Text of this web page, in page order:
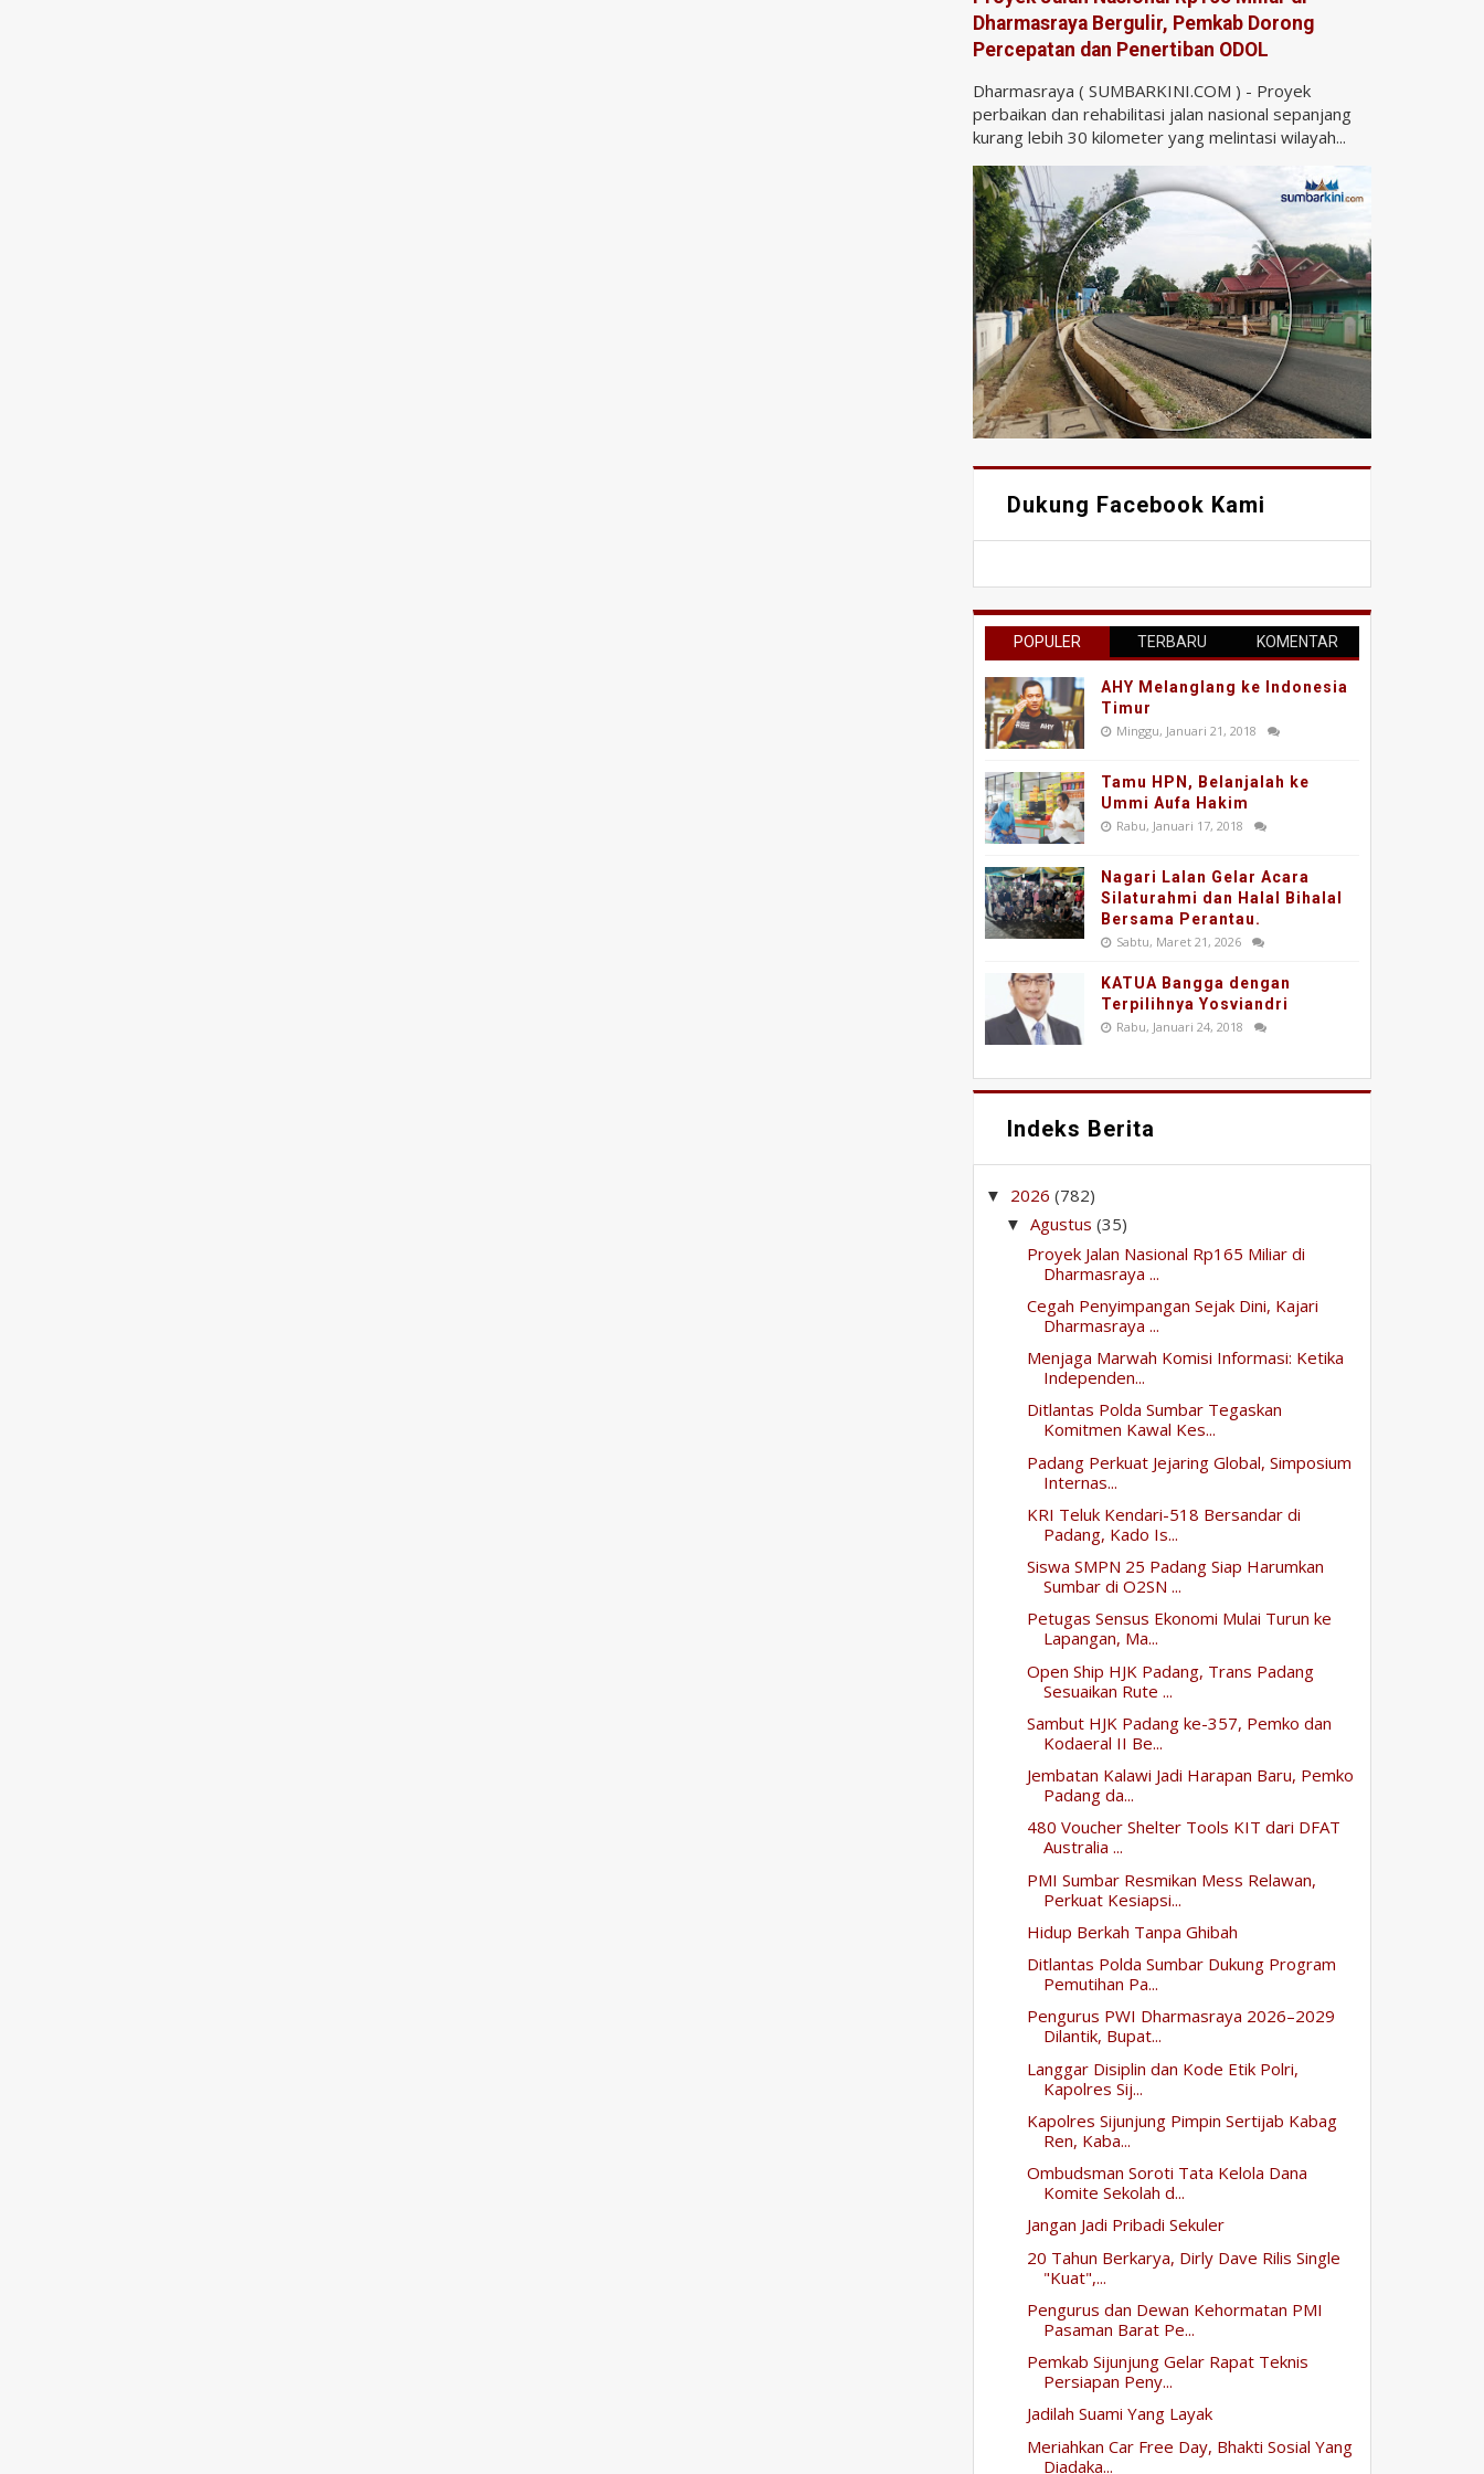
Dharmasraya Bergulir, Pemkab Dorong
Percepatan dan Penertiban ODOL
Dharmasraya ( SUMBARKINI.COM ) - Proyek
perbaikan dan rehabilitasi jalan nasional sepanjang
kurang lebih 30 kilometer yang melintasi wilayah...
Dukung Facebook Kami
POPULER TERBARU KOMENTAR
AHY Melanglang ke Indonesia
Timur
Minggu, Januari 21, 2018
Tamu HPN, Belanjalah ke
Ummi Aufa Hakim
Rabu, Januari 17, 2018
Nagari Lalan Gelar Acara
Silaturahmi dan Halal Bihalal
Bersama Perantau.
Sabtu, Maret 21, 2026
KATUA Bangga dengan
Terpilihnya Yosviandri
Rabu, Januari 24, 2018
Indeks Berita
▼ 2026(782)
▼Agustus(35)
Proyek Jalan Nasional Rp165 Miliar di
Dharmasraya ...
Cegah Penyimpangan Sejak Dini, Kajari
Dharmasraya ...
Menjaga Marwah Komisi Informasi: Ketika
Independen...
Ditlantas Polda Sumbar Tegaskan
Komitmen Kawal Kes...
Padang Perkuat Jejaring Global, Simposium
Internas...
KRI Teluk Kendari-518 Bersandar di
Padang, Kado Is...
Siswa SMPN 25 Padang Siap Harumkan
Sumbar di O2SN ...
Petugas Sensus Ekonomi Mulai Turun ke
Lapangan, Ma...
Open Ship HJK Padang, Trans Padang
Sesuaikan Rute ...
Sambut HJK Padang ke-357, Pemko dan
Kodaeral II Be...
Jembatan Kalawi Jadi Harapan Baru, Pemko
Padang da...
480 Voucher Shelter Tools KIT dari DFAT
Australia ...
PMI Sumbar Resmikan Mess Relawan,
Perkuat Kesiapsi...
Hidup Berkah Tanpa Ghibah
Ditlantas Polda Sumbar Dukung Program
Pemutihan Pa...
Pengurus PWI Dharmasraya 2026–2029
Dilantik, Bupat...
Langgar Disiplin dan Kode Etik Polri,
Kapolres Sij...
Kapolres Sijunjung Pimpin Sertijab Kabag
Ren, Kaba...
Ombudsman Soroti Tata Kelola Dana
Komite Sekolah d...
Jangan Jadi Pribadi Sekuler
20 Tahun Berkarya, Dirly Dave Rilis Single
"Kuat",...
Pengurus dan Dewan Kehormatan PMI
Pasaman Barat Pe...
Pemkab Sijunjung Gelar Rapat Teknis
Persiapan Peny...
Jadilah Suami Yang Layak
Meriahkan Car Free Day, Bhakti Sosial Yang
Diadaka...